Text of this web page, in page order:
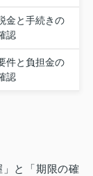
金と手続きの
認
件と負担金の
認
と「期限の確